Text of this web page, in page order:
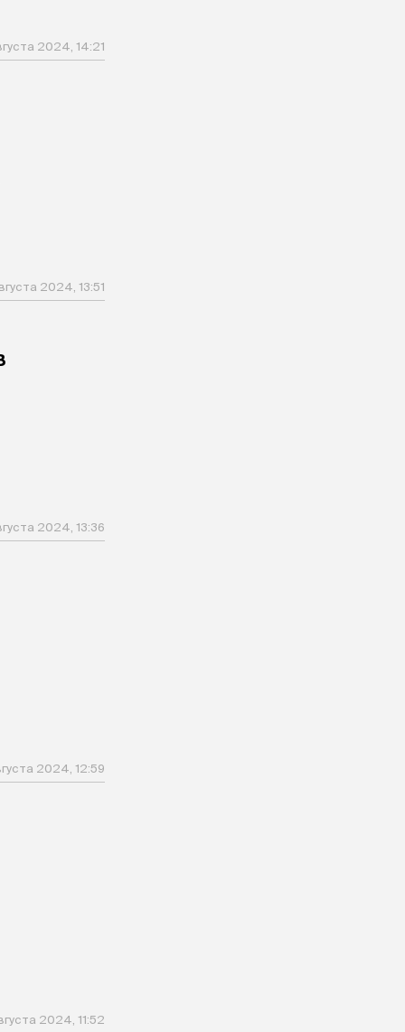
2024, 14:21
2024, 13:51
2024, 13:36
2024, 12:59
2024, 11:52